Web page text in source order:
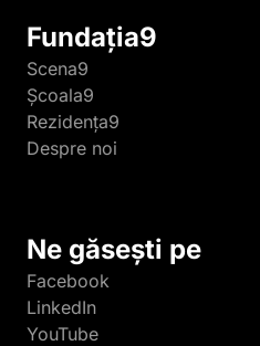
Fundația9
Scena9
Școala9
Rezidența9
Despre noi
Ne găsești pe
Facebook
LinkedIn
YouTube